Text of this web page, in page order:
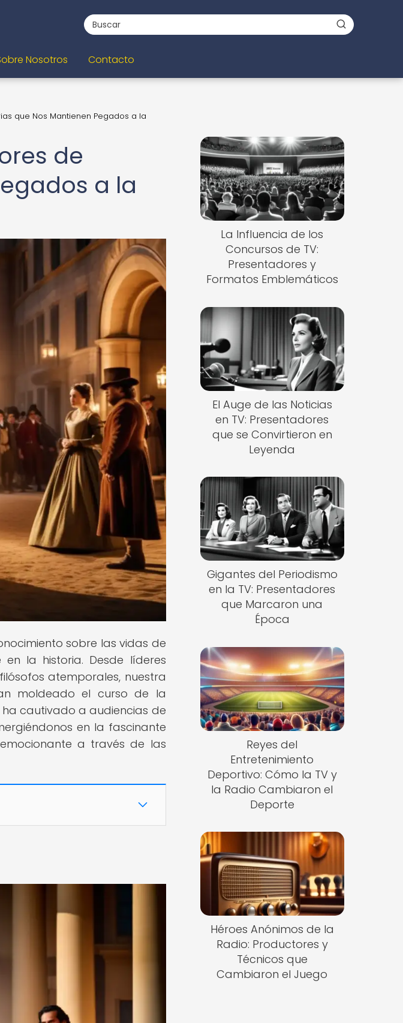
Nosotros Contacto
que Nos Mantienen Pegados a la
de
a la
sobre las vidas de
la historia. Desde líderes
atemporales, nuestra
moldeado el curso de la
cautivado a audiencias de
en la fascinante
a través de las
La Influencia de los
Concursos de TV:
Presentadores y
Formatos Emblemáticos
El Auge de las Noticias
en TV: Presentadores
que se Convirtieron en
Leyenda
Gigantes del Periodismo
en la TV: Presentadores
que Marcaron una
Época
Reyes del
Entretenimiento
Deportivo: Cómo la TV y
la Radio Cambiaron el
Deporte
Héroes Anónimos de la
Radio: Productores y
Técnicos que
Cambiaron el Juego